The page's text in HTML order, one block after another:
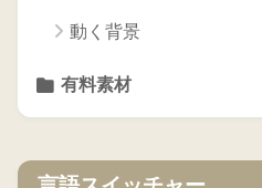
動く背景
有料素材